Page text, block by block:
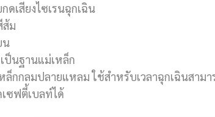
ดเสียงไซเรนฉุกเฉิน
ส้ม
น
ป็นฐานแม่เหล็ก
ล็กกลมปลายแหลม ใช้สำหรับเวลาฉุกเฉินสามา
ซฟตี้เบลท์ได้